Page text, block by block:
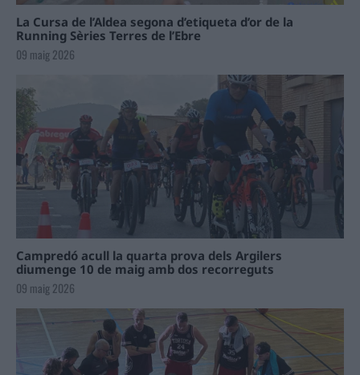
La Cursa de l’Aldea segona d’etiqueta d’or de la
Running Sèries Terres de l’Ebre
09 maig 2026
Campredó acull la quarta prova dels Argilers
diumenge 10 de maig amb dos recorreguts
09 maig 2026